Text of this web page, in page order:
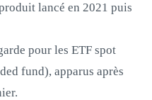
lancé en 2021 puis
pour les ETF spot
fund), apparus après